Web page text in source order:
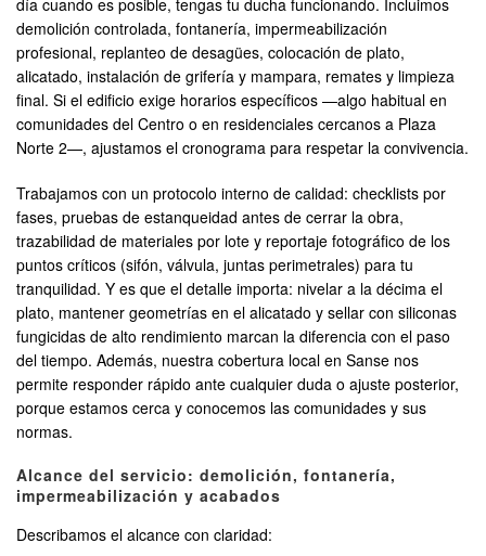
día cuando es posible, tengas tu ducha funcionando. Incluimos
demolición controlada, fontanería, impermeabilización
profesional, replanteo de desagües, colocación de plato,
alicatado, instalación de grifería y mampara, remates y limpieza
final. Si el edificio exige horarios específicos —algo habitual en
comunidades del Centro o en residenciales cercanos a Plaza
Norte 2—, ajustamos el cronograma para respetar la convivencia.
Trabajamos con un protocolo interno de calidad: checklists por
fases, pruebas de estanqueidad antes de cerrar la obra,
trazabilidad de materiales por lote y reportaje fotográfico de los
puntos críticos (sifón, válvula, juntas perimetrales) para tu
tranquilidad. Y es que el detalle importa: nivelar a la décima el
plato, mantener geometrías en el alicatado y sellar con siliconas
fungicidas de alto rendimiento marcan la diferencia con el paso
del tiempo. Además, nuestra cobertura local en Sanse nos
permite responder rápido ante cualquier duda o ajuste posterior,
porque estamos cerca y conocemos las comunidades y sus
normas.
Alcance del servicio: demolición, fontanería,
impermeabilización y acabados
Describamos el alcance con claridad: